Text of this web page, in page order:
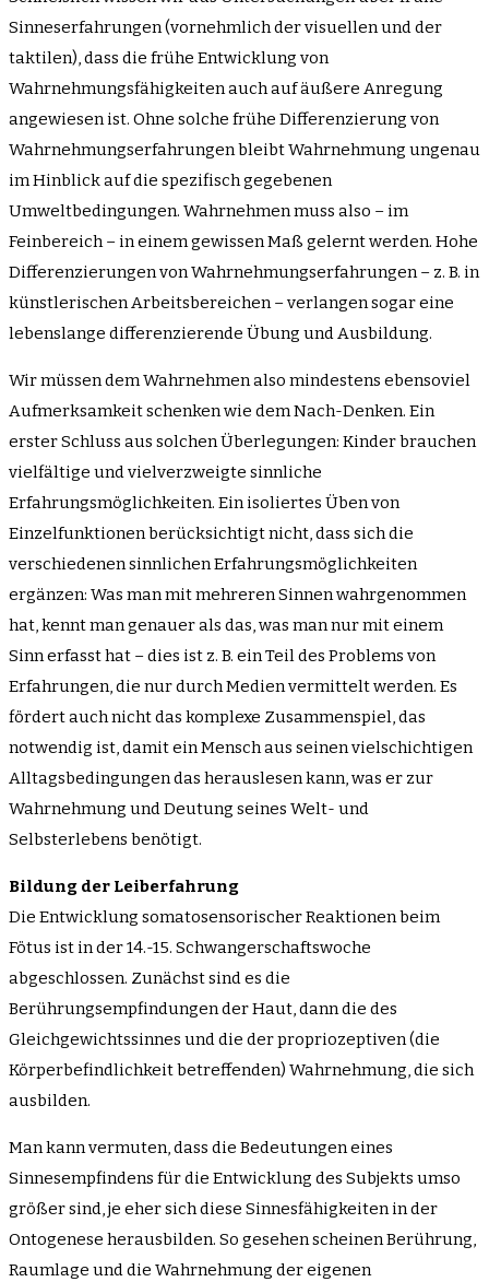
Sinneserfahrungen (vornehmlich der visuellen und der
taktilen), dass die frühe Entwicklung von
Wahrnehmungsfähigkeiten auch auf äußere Anregung
angewiesen ist. Ohne solche frühe Differenzierung von
Wahrnehmungserfahrungen bleibt Wahrnehmung ungenau
im Hinblick auf die spezifisch gegebenen
Umweltbedingungen. Wahrnehmen muss also – im
Feinbereich – in einem gewissen Maß gelernt werden. Hohe
Differenzierungen von Wahrnehmungserfahrungen – z. B. in
künstlerischen Arbeitsbereichen – verlangen sogar eine
lebenslange differenzierende Übung und Ausbildung.
Wir müssen dem Wahrnehmen also mindestens ebensoviel
Aufmerksamkeit schenken wie dem Nach-Denken. Ein
erster Schluss aus solchen Überlegungen: Kinder brauchen
vielfältige und vielverzweigte sinnliche
Erfahrungsmöglichkeiten. Ein isoliertes Üben von
Einzelfunktionen berücksichtigt nicht, dass sich die
verschiedenen sinnlichen Erfahrungsmöglichkeiten
ergänzen: Was man mit mehreren Sinnen wahrgenommen
hat, kennt man genauer als das, was man nur mit einem
Sinn erfasst hat – dies ist z. B. ein Teil des Problems von
Erfahrungen, die nur durch Medien vermittelt werden. Es
fördert auch nicht das komplexe Zusammenspiel, das
notwendig ist, damit ein Mensch aus seinen vielschichtigen
Alltagsbedingungen das herauslesen kann, was er zur
Wahrnehmung und Deutung seines Welt- und
Selbsterlebens benötigt.
Bildung der Leiberfahrung
Die Entwicklung somatosensorischer Reaktionen beim
Fötus ist in der 14.-15. Schwangerschaftswoche
abgeschlossen. Zunächst sind es die
Berührungsempfindungen der Haut, dann die des
Gleichgewichtssinnes und die der propriozeptiven (die
Körperbefindlichkeit betreffenden) Wahrnehmung, die sich
ausbilden.
Man kann vermuten, dass die Bedeutungen eines
Sinnesempfindens für die Entwicklung des Subjekts umso
größer sind, je eher sich diese Sinnesfähigkeiten in der
Ontogenese herausbilden. So gesehen scheinen Berührung,
Raumlage und die Wahrnehmung der eigenen